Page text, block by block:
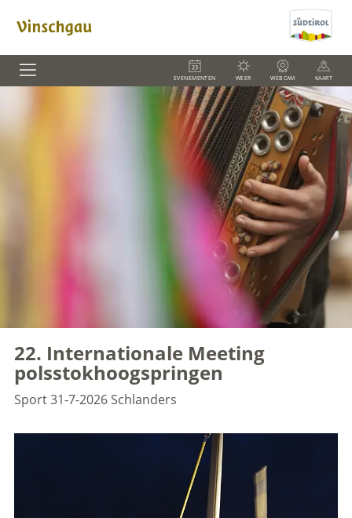
EVENEMENTEN WEER WEBCAM KAART
22. Internationale Meeting
polsstokhoogspringen
Sport31-7-2026Schlanders